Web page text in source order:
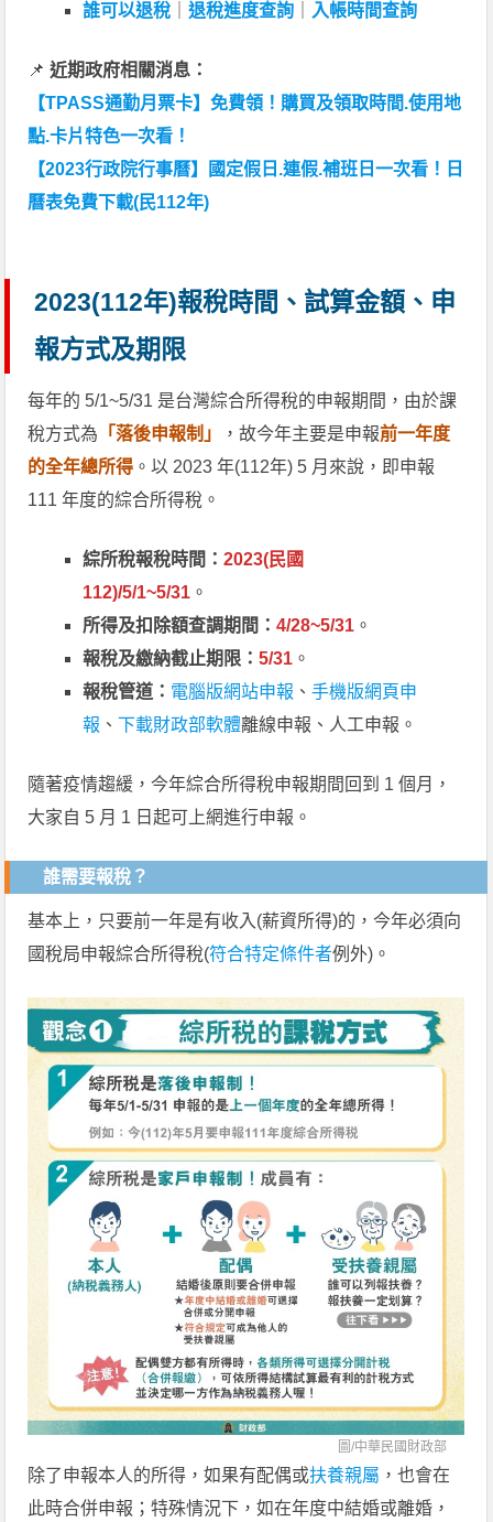
誰可以退稅 ｜退稅進度查詢 入帳時間查詢
📌近期政府相關消息：
【TPASS通勤月票卡】免費領！購買及領取時間.使用地
點.卡片特色一次看！
【2023行政院行事曆】國定假日.連假.補班日一次看！日
曆表免費下載(民112年)
2023(112年)報稅時間、試算金額、申
報方式及期限
每年的 5/1~5/31 是台灣綜合所得稅的申報期間，由於課
稅方式為 「落後申報制」 ，故今年主要是申報前一年度
的全年總所得 。以 2023 年(112年) 5 月來說，即申報
111 年度的綜合所得稅。
綜所稅報稅時間：2023(民國
112)/5/1~5/31 。
所得及扣除額查調期間：4/28~5/31 。
報稅及繳納截止期限：5/31 。
報稅管道： 電腦版網站申報 、手機版網頁申
報 、下載財政部軟體離線申報、人工申報。
隨著疫情趨緩，今年綜合所得稅申報期間回到 1 個月，
大家自 5 月 1 日起可上網進行申報。
誰需要報稅？
基本上，只要前一年是有收入(薪資所得)的，今年必須向
國稅局申報綜合所得稅(符合特定條件者例外)。
圖/中華民國財政部
除了申報本人的所得，如果有配偶或扶養親屬 ，也會在
此時合併申報；特殊情況下，如在年度中結婚或離婚，